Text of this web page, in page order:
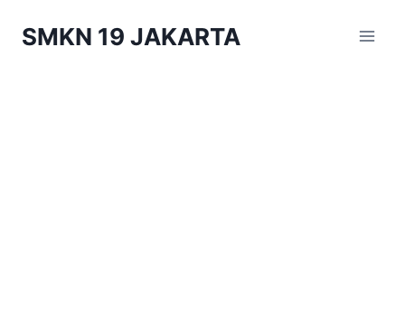
SMKN 19 JAKARTA